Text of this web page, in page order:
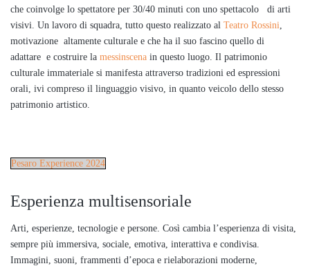
che coinvolge lo spettatore per 30/40 minuti con uno spettacolo di arti
visivi. Un lavoro di squadra, tutto questo realizzato al Teatro Rossini,
motivazione altamente culturale e che ha il suo fascino quello di
adattare e costruire la messinscena in questo luogo. Il patrimonio
culturale immateriale si manifesta attraverso tradizioni ed espressioni
orali, ivi compreso il linguaggio visivo, in quanto veicolo dello stesso
patrimonio artistico.
Pesaro Experience 2024
Esperienza multisensoriale
Arti, esperienze, tecnologie e persone. Così cambia l’esperienza di visita,
sempre più immersiva, sociale, emotiva, interattiva e condivisa.
Immagini, suoni, frammenti d’epoca e rielaborazioni moderne,